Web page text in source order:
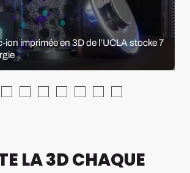
ion imprimée en 3D de l’UCLA stocke 7
LA 3D CHAQUE